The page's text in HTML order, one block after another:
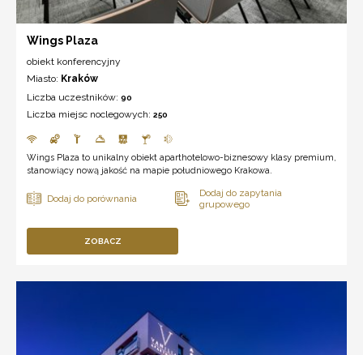
Wings Plaza
obiekt konferencyjny
Miasto: Kraków
Liczba uczestników: 90
Liczba miejsc noclegowych: 250
Wings Plaza to unikalny obiekt aparthotelowo-biznesowy klasy premium,
stanowiący nową jakość na mapie południowego Krakowa.
ZOBACZ